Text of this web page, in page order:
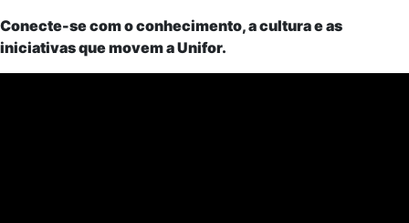
Conecte-se com o conhecimento, a cultura e as
iniciativas que movem a Unifor.